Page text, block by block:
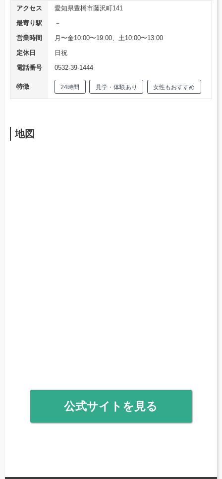
アクセス
愛知県豊橋市藤沢町141
最寄り駅
－
営業時間
月〜金10:00〜19:00、土10:00〜13:00
定休日
日祝
電話番号
0532-39-1444
特徴 24時間 見学・体験あり 女性もおすすめ
地図
公式サイトを見る